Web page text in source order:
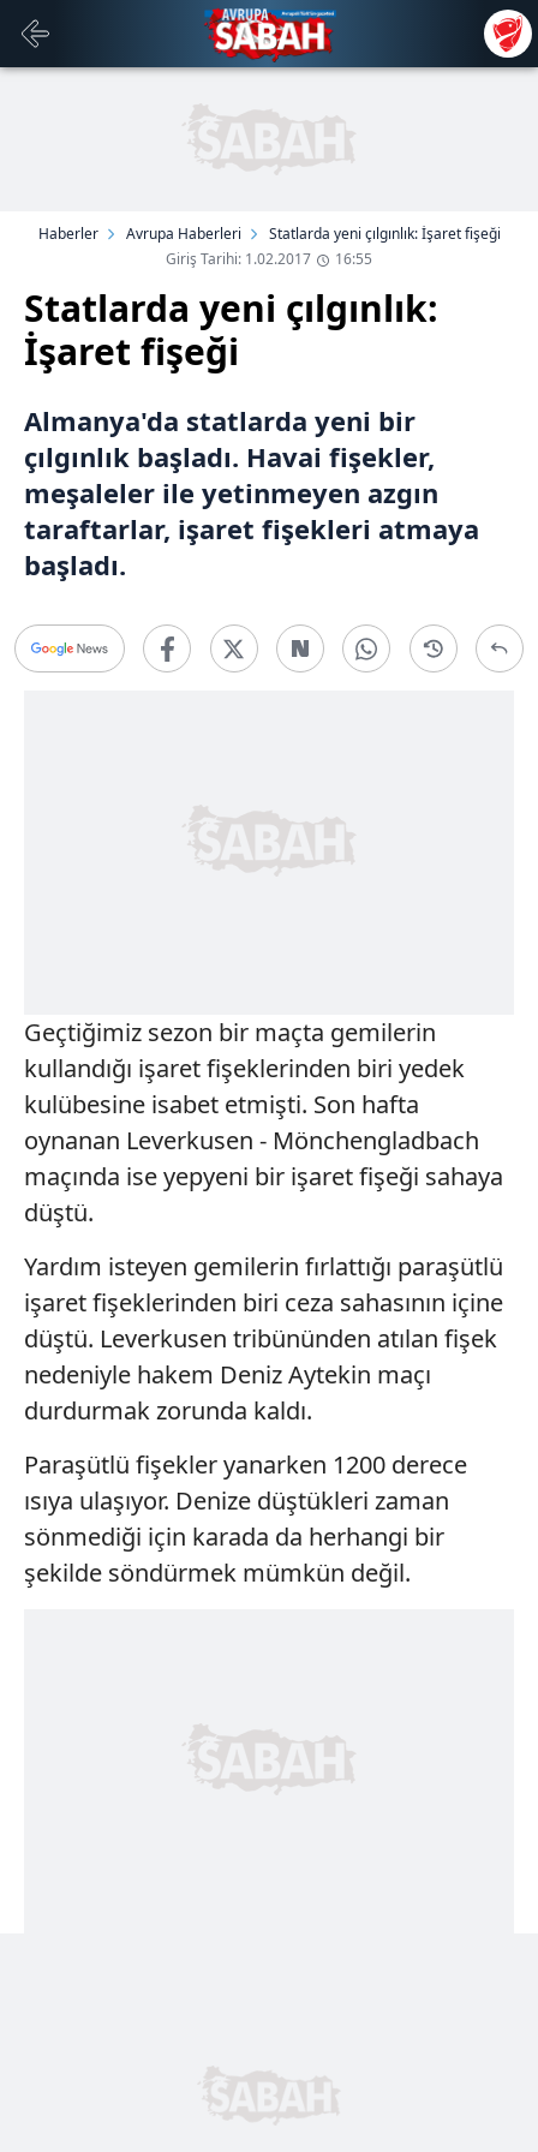
Haberler Avrupa Haberleri
Statlarda yeni çılgınlık: İşaret fişeği
Giriş Tarihi: 1.02.2017
16:55
Statlarda yeni çılgınlık:
İşaret fişeği
Almanya'da statlarda yeni bir
çılgınlık başladı. Havai fişekler,
meşaleler ile yetinmeyen azgın
taraftarlar, işaret fişekleri atmaya
başladı.
Geçtiğimiz sezon bir maçta gemilerin
kullandığı işaret fişeklerinden biri yedek
kulübesine isabet etmişti. Son hafta
oynanan Leverkusen - Mönchengladbach
maçında ise yepyeni bir işaret fişeği sahaya
düştü.
Yardım isteyen gemilerin fırlattığı paraşütlü
işaret fişeklerinden biri ceza sahasının içine
düştü. Leverkusen tribününden atılan fişek
nedeniyle hakem Deniz Aytekin maçı
durdurmak zorunda kaldı.
Paraşütlü fişekler yanarken 1200 derece
ısıya ulaşıyor. Denize düştükleri zaman
sönmediği için karada da herhangi bir
şekilde söndürmek mümkün değil.